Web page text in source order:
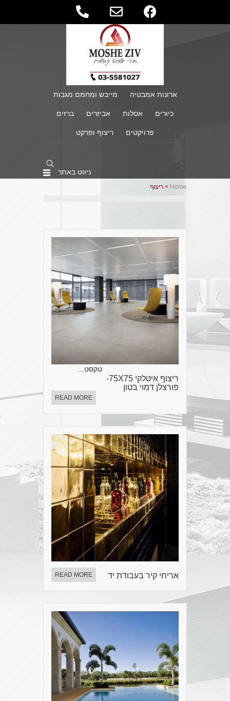
ארונות אמבטיה מייבש ומחמם מגבות
כיורים אסלות אביזרים ברזים
פרויקטים ריצוף ופרקט
ניווט באתר
Home > ריצוף
ריצוף איטלקי 75X75-
פורצלן דמוי בטון
טקסט…
READ MORE
אריחי קיר בעבודת יד READ MORE